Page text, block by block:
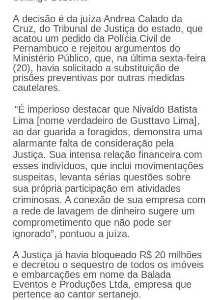
A decisão é da juíza Andrea Calado da
Cruz, do Tribunal de Justiça do estado, que
acatou um pedido da Polícia Civil de
Pernambuco e rejeitou argumentos do
Ministério Público, que, na última sexta-feira
(20), havia solicitado a substituição de
prisões preventivas por outras medidas
cautelares.
“É imperioso destacar que Nivaldo Batista
Lima [nome verdadeiro de Gusttavo Lima],
ao dar guarida a foragidos, demonstra uma
alarmante falta de consideração pela
Justiça. Sua intensa relação financeira com
esses indivíduos, que inclui movimentações
suspeitas, levanta sérias questões sobre
sua própria participação em atividades
criminosas. A conexão de sua empresa com
a rede de lavagem de dinheiro sugere um
comprometimento que não pode ser
ignorado”, pontuou a juíza.
A Justiça já havia bloqueado R$ 20 milhões
e decretou o sequestro de todos os imóveis
e embarcações em nome da Balada
Eventos e Produções Ltda, empresa que
pertence ao cantor sertanejo.